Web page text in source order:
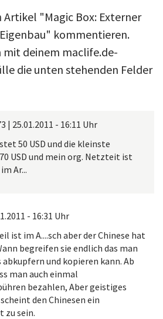
Artikel "Magic Box: Externer
kommentieren.
mit deinem maclife.de-
die unten stehenden Felder
| 25.01.2011 - 16:11 Uhr
50 USD und die kleinste
USD und mein org. Netzteit ist
Ar...
- 16:31 Uhr
ist im A....sch aber der Chinese hat
begreifen sie endlich das man
und kopieren kann. Ab
man auch einmal
bezahlen, Aber geistiges
den Chinesen ein
zu sein.